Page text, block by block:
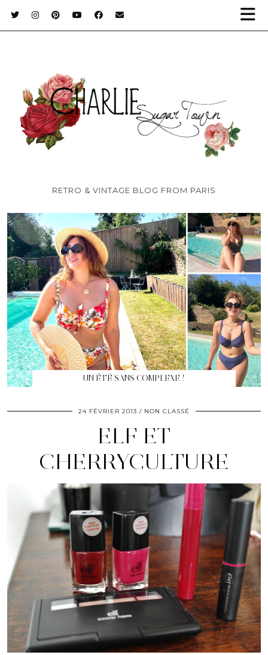
RETRO & VINTAGE BLOG FROM PARIS
UN ÉTÉ SANS COMPLEXE !
24 FÉVRIER 2013 NON CLASSÉ
ELF ET
CHERRYCULTURE